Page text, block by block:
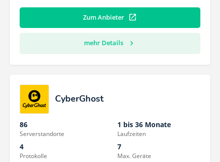
Zum Anbieter
mehr Details
CyberGhost
86
Serverstandorte
1 bis 36 Monate
Laufzeiten
4
Protokolle
7
Max. Geräte